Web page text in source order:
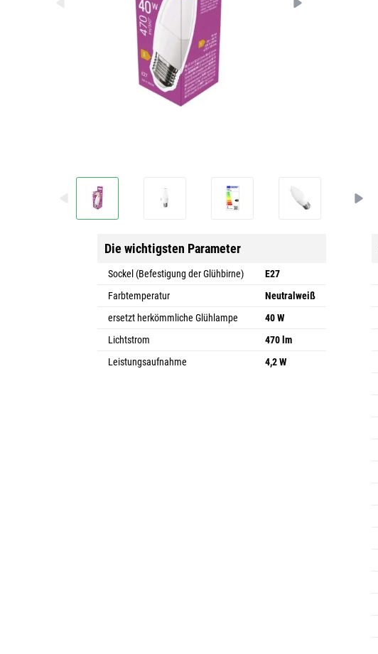
Die wichtigsten Parameter
Sockel (Befestigung der Glühbirne)
E27
Farbtemperatur
Neutralweiß
ersetzt herkömmliche Glühlampe
40 W
Lichtstrom
470 lm
Leistungsaufnahme
4,2 W